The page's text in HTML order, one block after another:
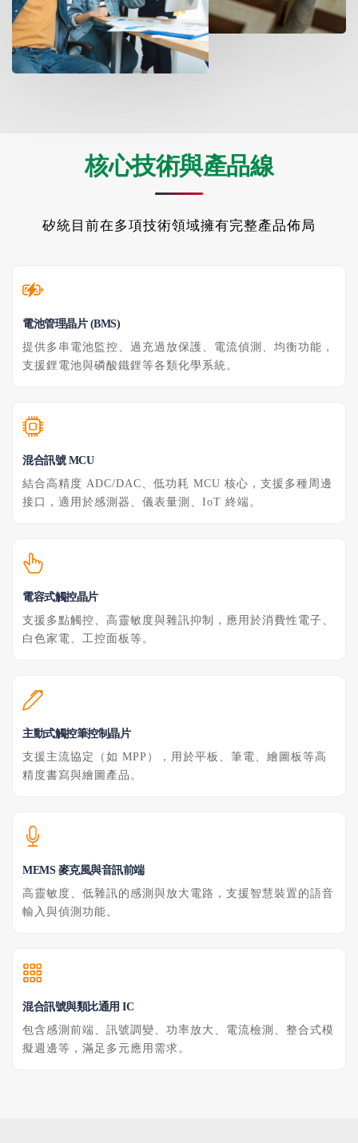
核心技術與產品線
矽統目前在多項技術領域擁有完整產品佈局
電池管理晶片 (BMS)
提供多串電池監控、過充過放保護、電流偵測、均衡功能，
支援鋰電池與磷酸鐵鋰等各類化學系統。
混合訊號 MCU
結合高精度 ADC/DAC、低功耗 MCU 核心，支援多種周邊
接口，適用於感測器、儀表量測、IoT 終端。
電容式觸控晶片
支援多點觸控、高靈敏度與雜訊抑制，應用於消費性電子、
白色家電、工控面板等。
主動式觸控筆控制晶片
支援主流協定（如 MPP），用於平板、筆電、繪圖板等高
精度書寫與繪圖產品。
MEMS 麥克風與音訊前端
高靈敏度、低雜訊的感測與放大電路，支援智慧裝置的語音
輸入與偵測功能。
混合訊號與類比通用 IC
包含感測前端、訊號調變、功率放大、電流檢測、整合式模
擬週邊等，滿足多元應用需求。